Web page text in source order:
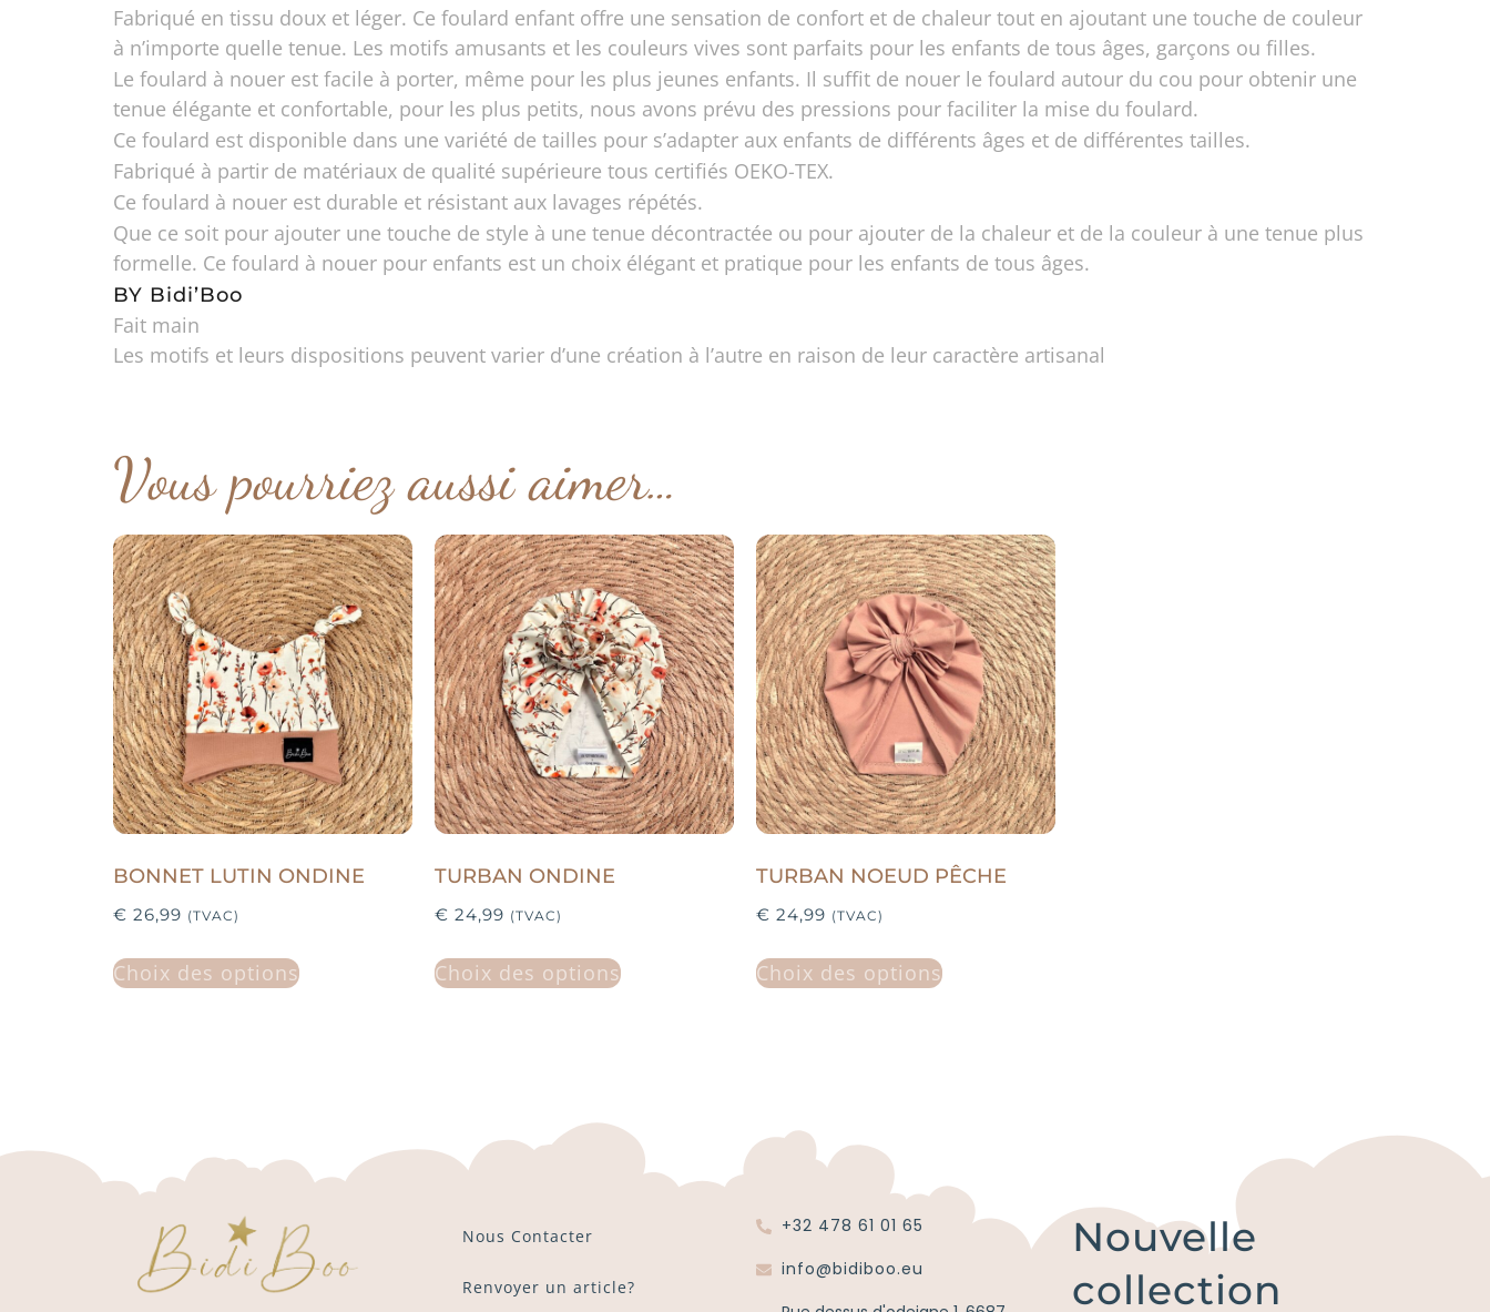
Fabriqué en tissu doux et léger. Ce foulard enfant offre une sensation de confort et de chaleur tout en ajoutant une touche de couleur
à n’importe quelle tenue. Les motifs amusants et les couleurs vives sont parfaits pour les enfants de tous âges, garçons ou filles.
Le foulard à nouer est facile à porter, même pour les plus jeunes enfants. Il suffit de nouer le foulard autour du cou pour obtenir une
tenue élégante et confortable, pour les plus petits, nous avons prévu des pressions pour faciliter la mise du foulard.
Ce foulard est disponible dans une variété de tailles pour s’adapter aux enfants de différents âges et de différentes tailles.
Fabriqué à partir de matériaux de qualité supérieure tous certifiés OEKO-TEX.
Ce foulard à nouer est durable et résistant aux lavages répétés.
Que ce soit pour ajouter une touche de style à une tenue décontractée ou pour ajouter de la chaleur et de la couleur à une tenue plus
formelle. Ce foulard à nouer pour enfants est un choix élégant et pratique pour les enfants de tous âges.
BY Bidi’Boo
Fait main
Les motifs et leurs dispositions peuvent varier d’une création à l’autre en raison de leur caractère artisanal
Vous pourriez aussi aimer…
BONNET LUTIN ONDINE
€ 26,99 (TVAC)
Choix des options
TURBAN ONDINE
€ 24,99 (TVAC)
Choix des options
TURBAN NOEUD PÊCHE
€ 24,99 (TVAC)
Choix des options
Nous Contacter
Renvoyer un article?
+32 478 61 01 65
info@bidiboo.eu
Nouvelle
collection